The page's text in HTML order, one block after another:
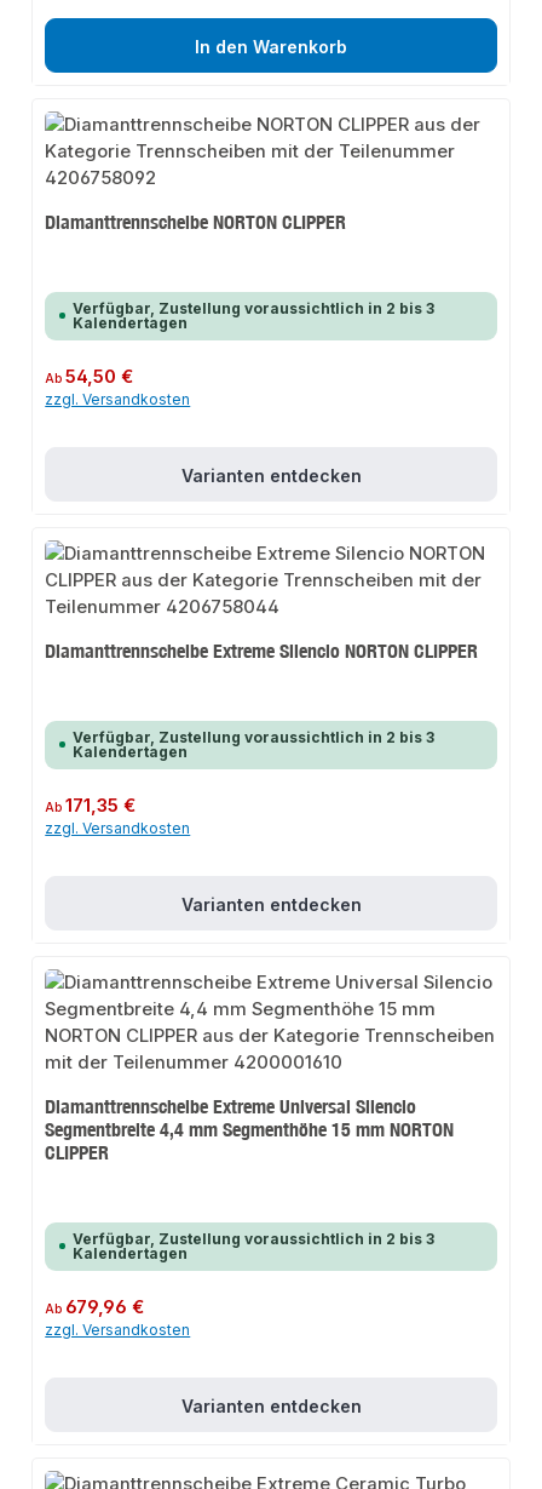
In den Warenkorb
Diamanttrennscheibe NORTON CLIPPER
Verfügbar, Zustellung voraussichtlich in 2 bis 3
Kalendertagen
Regulärer Preis:
Ab54,50 €
zzgl. Versandkosten
Varianten entdecken
Diamanttrennscheibe Extreme Silencio NORTON CLIPPER
Verfügbar, Zustellung voraussichtlich in 2 bis 3
Kalendertagen
Regulärer Preis:
Ab171,35 €
zzgl. Versandkosten
Varianten entdecken
Diamanttrennscheibe Extreme Universal Silencio
Segmentbreite 4,4 mm Segmenthöhe 15 mm NORTON
CLIPPER
Verfügbar, Zustellung voraussichtlich in 2 bis 3
Kalendertagen
Regulärer Preis:
Ab 679,96 €
zzgl. Versandkosten
Varianten entdecken